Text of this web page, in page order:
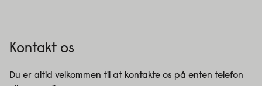
Kontakt os
Du er altid velkommen til at kontakte os på enten telefon